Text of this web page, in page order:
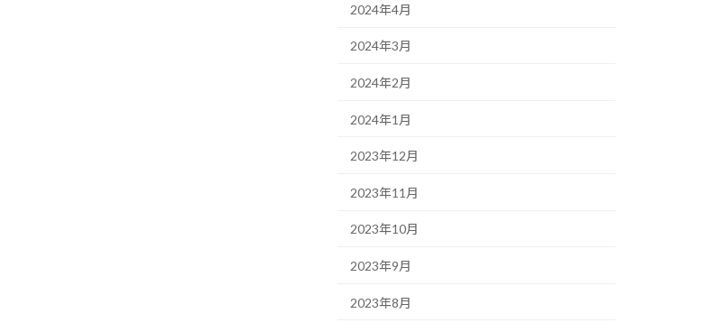
2024年4月
2024年3月
2024年2月
2024年1月
2023年12月
2023年11月
2023年10月
2023年9月
2023年8月